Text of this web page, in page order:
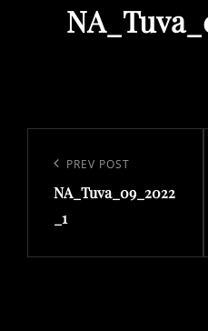
по
записям
Previous
Post
PREV POST
NA_Tuva_09_2022
_1